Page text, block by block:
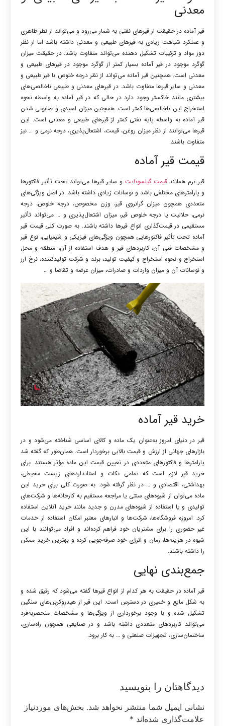
معدنی
قیر آماده در حقیقت از قیرهای نفتی به شمار می‌رود و می‌تواند از نظر ظاهری
و عملکرد شباهت زیادی به قیرهای طبیعی و معدنی داشته باشد اما از نظر
دوز مواد و ترکیبات تشکیل دهنده می‌تواند متفاوت باشد. در حقیقت میزان
گوگرد موجود در قیر آماده بسیار کمتر از گوگرد موجود در قیرهای طبیعی و
معدنی است. همچنین قیر آماده می‌تواند از نظر درجه خلوص با قیر طبیعی و
معدنی و سایر قیرها متفاوت باشد. در قیرهای معدنی و طبیعی ناخالصی‌های
بیشتری مانند خاکستر وجود دارد در حالی که در قیر آماده به واسطه نحوه
استخراج این ناخالصی‌ها کمتر است. همچنین میزان اسیدی و صابونی شدن
قیر آماده به واسطه پایه نفتی کمتر از قیرهای طبیعی و معدنی است. این
قیرها می‌توانند از نظر میزان روغن، قیمت، اشتعال‌پذیری، درجه نرمی و … نیز
متفاوت باشند.
قیمت قیر آماده
قیر نرم همانندقیمت گیلسونایت و سایر قیرها می‌تواند تحت تأثیر فاکتورها
و پارامترهای مختلفی باشد و نوسانات زیادی داشته باشد. در اصل ویژگی‌های
متعددی همچون میزان گرانروی قیر، وزن مخصوص، درجه خلوص، درجه
نرمی، حلالیت یا درجه خلوص قیر، میزان اشتعال‌پذیری و … می‌تواند تأثیر
مستقیمی در قیمت‌گذاری انواع قیرها داشته باشند. به صورت کلی قیمت قیر
آماده تحت تأثیر فاکتورهایی همچون ویژگی‌های فیزیکی و شیمیایی، نوع قیر
و مشخصات فنی آن، کاربردهای قیر و هدف استفاده از آن، منطقه و محل
استخراج و نحوه استخراج و کیفیت تولید،برند و شرکت تولیدکننده،نرخ ارز
و نوسانات آن و میزان واردات و صادرات، میزان عرضه و تقاضا و …
خرید قیر آماده
قیر در دنیای امروز به‌عنوان یک ماده و کالای اساسی شناخته می‌شود و در
بازارهای جهانی از ارزش و قیمت بالایی برخوردار است. همان‌طور که گفته شد
پارامترها و فاکتورهای متعددی در تعیین قیمت این ماده مؤثر هستند. برای
خرید قیر لازم است که تمامی نکات و استانداردهای زیست محیطی،
بهداشتی، اقتصادی و … در نظر گرفته شود. به صورت کلی برای خرید این
ماده می‌توان از شیوه‌های سنتی یا مراجعه مستقیم به کارخانه‌ها و شرکت‌های
تولیدی و یا استفاده از شیوه‌های مدرن و جدید مانند خرید آنلاین استفاده
کرد. امروزه فروشگاه‌ها، شرکت‌ها و انبارهای معتبر امکان استفاده از خدمات
غیر حضوری را برای مشتریان خود فراهم کرده‌اند و افراد می‌توانند با این
شیوه در هزینه‌ها، زمان و انرژی خود صرفه‌جویی کرده و بهترین خرید ممکن
را داشته باشند.
جمع‌بندی نهایی
قیر آماده در حقیقت به هر کدام از انواع قیرها گفته می‌شود که رقیق شده و
به شکل مایع و خمیری در دسترس است. این قیر از هیدروکربن‌های سنگین
تشکیل شده و با وجود برخورداری از ویژگی‌ها و مشخصات منحصربه‌فرد
می‌تواند کاربردهای متعددی داشته باشد و در صنایعی همچون راه‌سازی،
ساختمان‌سازی، تجهیزات صنعتی و … به کار برود.
دیدگاهتان را بنویسید
نشانی ایمیل شما منتشر نخواهد شد. بخش‌های موردنیاز
علامت‌گذاری شده‌اند *